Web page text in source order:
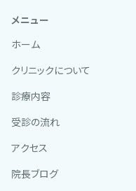
メニュー
ホーム
クリニックについて
診療内容
受診の流れ
アクセス
院長ブログ